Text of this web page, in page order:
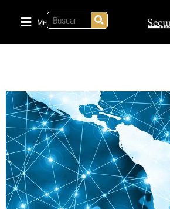
Menu